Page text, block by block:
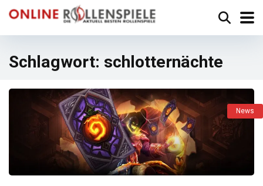
Schlagwort: schlotternächte
News